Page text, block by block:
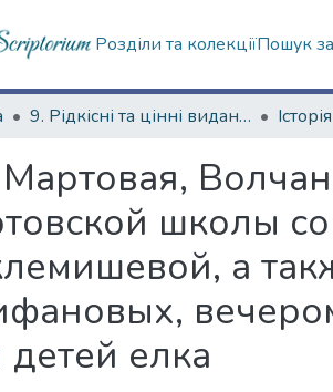
Розділи та колекціїПошук
9. Рідкісні та цінні видання
школы
а
детей елка